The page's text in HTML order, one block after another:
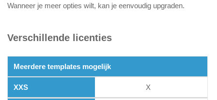
Wanneer je meer opties wilt, kan je eenvoudig upgraden.
Verschillende licenties
Meerdere templates mogelijk
X